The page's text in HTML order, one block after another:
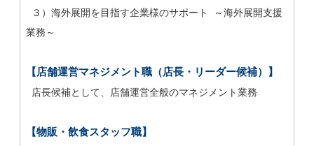
３）海外展開を目指す企業様のサポート ～海外展開支援
業務～
【店舗運営マネジメント職（店長・リーダー候補）】
店長候補として、店舗運営全般のマネジメント業務
【物販・飲食スタッフ職】